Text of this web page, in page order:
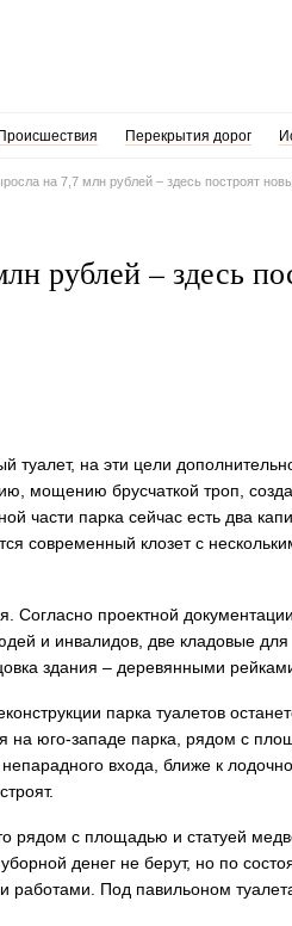
Происшествия Перекрытия дорог
на 7,7 млн рублей – здесь построят
рублей – здесь
туалет, на эти цели
мощению брусчаткой троп,
части парка сейчас есть два
современный клозет с
Согласно проектной
и инвалидов, две кладовые для
здания – деревянными
парка туалетов
на юго-западе парка, рядом с
входа, ближе к
рядом с площадью и статуей
денег не берут, но по
работами. Под павильоном